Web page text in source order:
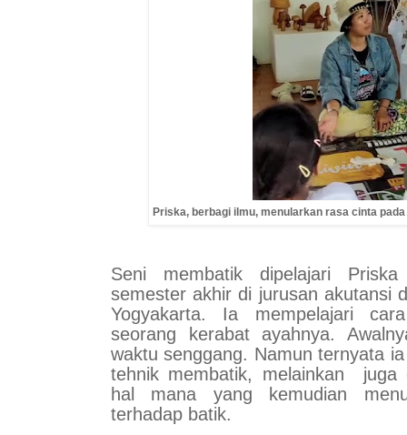
Priska, berbagi ilmu, menularkan rasa cinta
Seni membatik dipelajari
semester akhir di jurusan akutansi
Yogyakarta. Ia mempelajari
seorang kerabat ayahnya.
waktu senggang. Namun ternyata
tehnik membatik, melainkan juga
hal mana yang kemudian
terhadap batik.